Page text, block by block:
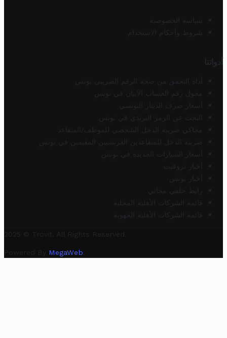
سياسة الخصوصية
شروط وأحكام الاستخدام
أدواتنا
أداة التحقق من صحة الرقم الضريبي تونس
محول رقم الحساب الآيبان في تونس
أسعار صرف الدينار التونسي
البحث عن الرمز البريدي في تونس
محاكي ضريبة الدخل الشخصي للموظف/المتقاعد
ضريبة الدخل للمتقاعدين الفرنسيين المقيمين في تونس
أسعار السيارات الجديدة في تونس
أخبار تروفيت
أخبار تونس
رابط خلفي مجاني
قائمة الشركات الأهلية المحلية
قائمة الشركات الأهلية الجهوية
2025 © Trovit. All Rights Reserved.
Powered By MegaWeb